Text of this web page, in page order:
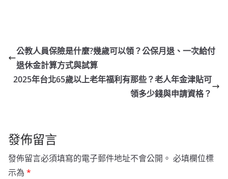
公教人員保險是什麼?幾歲可以領？公保月退、一次給付
退休金計算方式與試算
2025年台北65歲以上老年福利有那些？老人年金津貼可
領多少錢與申請資格？
發佈留言
發佈留言必須填寫的電子郵件地址不會公開。 必填欄位標
示為 *